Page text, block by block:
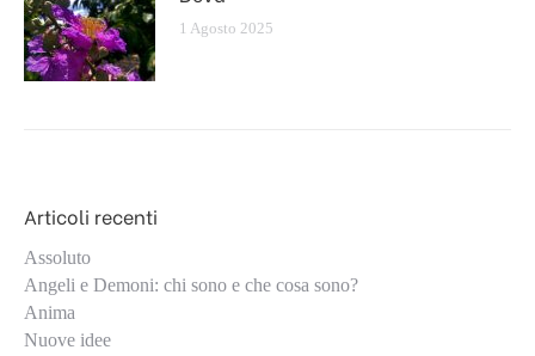
1 Agosto 2025
Articoli recenti
Assoluto
Angeli e Demoni: chi sono e che cosa sono?
Anima
Nuove idee